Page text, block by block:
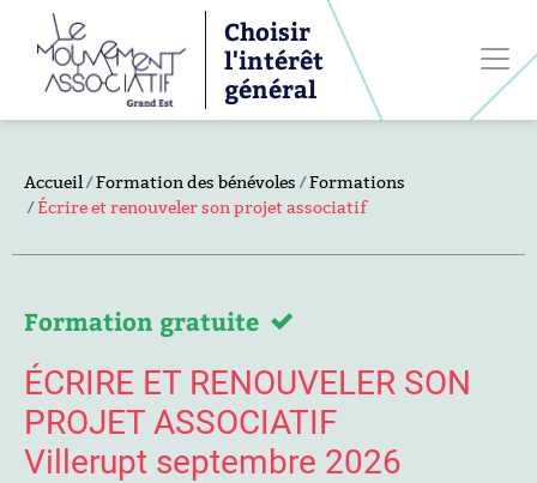
Choisir
l'intérêt
général
Accueil Formation des bénévoles
Formations
Écrire et renouveler son projet associatif
Formation gratuite
ÉCRIRE ET RENOUVELER SON
PROJET ASSOCIATIF
Villerupt septembre 2026